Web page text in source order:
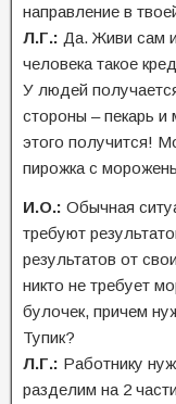
направление в
Л.Г.: Да. Живи сам
человека такое
У людей
стороны – пекарь и
этого получится!
пирожка с
И.О.: Обычная
требуют
результатов от
никто не требует
булочек, причем
Тупик?
Л.Г.: Работнику
разделим на 2